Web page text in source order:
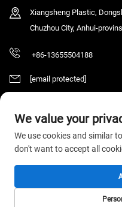
Xiangsheng Plastic,
Chuzhou City, Anhui-
+86-13655504188
[email protected]
Copyright © 2025 Tianchang
rettigheter
We value your
We use cookies and similar
don't want to accept all